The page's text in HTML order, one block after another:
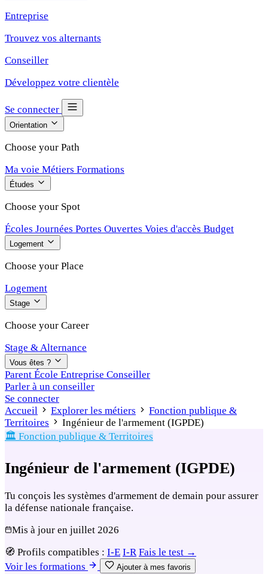
Entreprise
Trouvez vos alternants
Conseiller
Développez votre clientèle
Se connecter
Orientation
Choose your Path
Ma voie Métiers Formations
Études
Choose your Spot
Écoles Journées Portes Ouvertes Voies d'accès Budget
Logement
Choose your Place
Logement
Stage
Choose your Career
Stage & Alternance
Vous êtes ?
Parent École Entreprise Conseiller
Parler à un conseiller
Se connecter
Accueil
Explorer les métiers
Fonction publique &
Territoires
Ingénieur de l'armement (IGPDE)
🏛️ Fonction publique & Territoires
Ingénieur de l'armement (IGPDE)
Tu conçois les systèmes d'armement de demain pour assurer
la défense nationale française.
Mis à jour en juillet 2026
🧭 Profils compatibles : I-E I-R Fais le test →
Voir les formations
Ajouter à mes favoris